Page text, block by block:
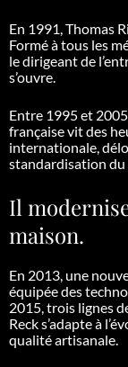
En 1991, Thomas
Formé à tous les
le dirigeant de
s’ouvre.
Entre 1995 et
française vit des
internationale,
standardisation du
Il
maison.
En 2013, une
équipée des
2015, trois lignes
Reck s’adapte à
qualité artisanale.